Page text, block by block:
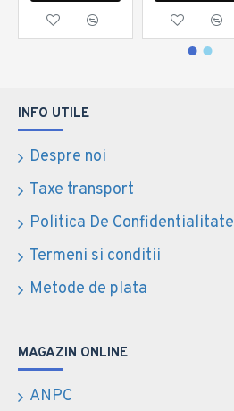
INFO UTILE
Despre noi
Taxe transport
Politica De Confidentialitate
Termeni si conditii
Metode de plata
MAGAZIN ONLINE
ANPC